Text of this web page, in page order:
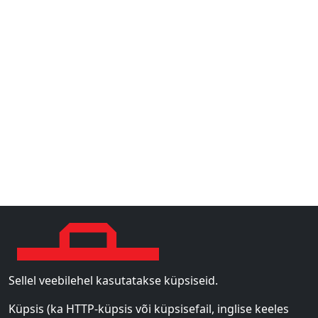
Sellel veebilehel kasutatakse küpsiseid.
Küpsis (ka HTTP-küpsis või küpsisefail, inglise keeles